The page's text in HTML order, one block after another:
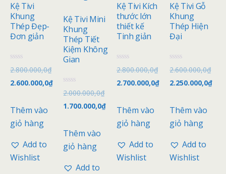
Kệ Tivi
Khung
Thép Đẹp-
Đơn giản
Đ
ư
ợ
c
p
h
n
5
a
2.800.000,0₫
2.600.000,0₫
Thêm vào
giỏ hàng
Add to
Wishlist
Kệ Tivi Mini
Khung
Thép Tiết
Kiệm Không
Gian
Đ
ư
ợ
c
p
h
n
5
2.000.000,0₫
1.700.000,0₫
Thêm vào
giỏ hàng
Add to
Kệ Tivi Kích
thước lớn
thiết kế
Tinh giản
Đ
ư
ợ
c
p
h
n
5
a
2.800.000,0₫
2.700.000,0₫
Thêm vào
giỏ hàng
Add to
Wishlist
Kệ Tivi Gỗ
Khung
Thép Hiện
Đại
Đ
ư
ợ
c
p
h
n
5
a
2.600.000,0₫
2.250.000,0₫
Thêm vào
giỏ hàng
Add to
Wishlist